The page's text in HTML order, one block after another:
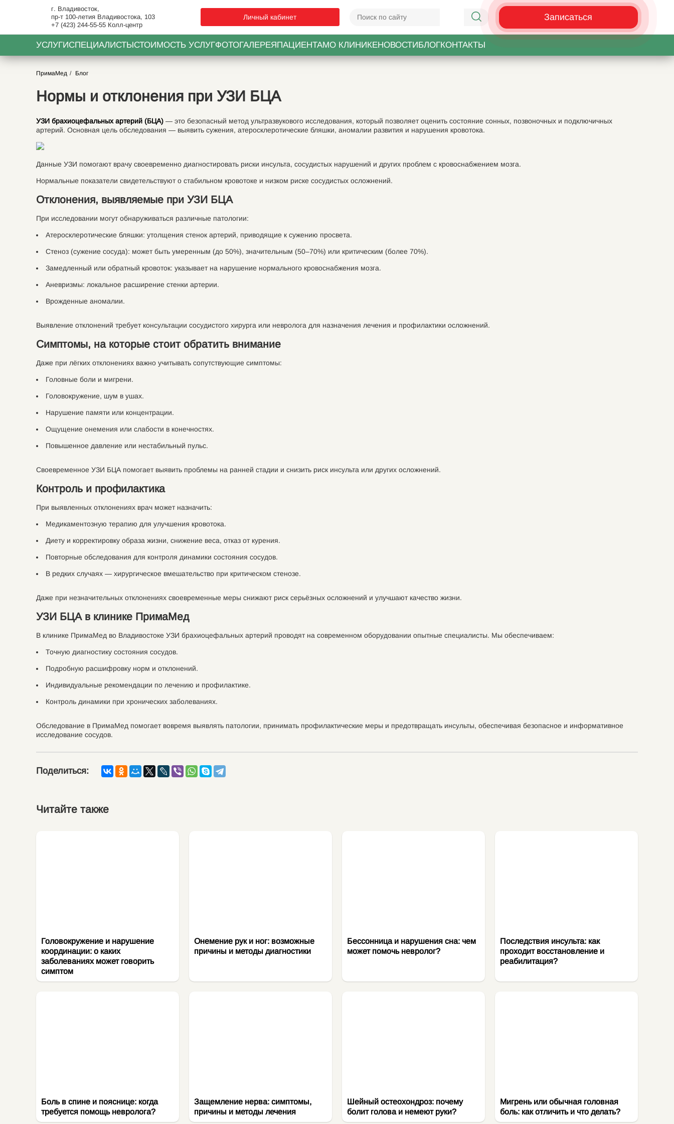
г. Владивосток,
пр-т 100-летия Владивостока, 103
+7 (423) 244-55-55 Колл-центр
Личный кабинет Записаться
УСЛУГИСПЕЦИАЛИСТЫСТОИМОСТЬ УСЛУГФОТОГАЛЕРЕЯПАЦИЕНТАМО КЛИНИКЕНОВОСТИБЛОГКОНТАКТЫ
ПримаМед Блог
Нормы и отклонения при УЗИ БЦА
УЗИ брахиоцефальных артерий (БЦА) — это безопасный метод ультразвукового исследования, который позволяет оценить состояние сонных, позвоночных и подключичных
артерий. Основная цель обследования — выявить сужения, атеросклеротические бляшки, аномалии развития и нарушения кровотока.
Данные УЗИ помогают врачу своевременно диагностировать риски инсульта, сосудистых нарушений и других проблем с кровоснабжением мозга.
Нормальные показатели свидетельствуют о стабильном кровотоке и низком риске сосудистых осложнений.
Отклонения, выявляемые при УЗИ БЦА
При исследовании могут обнаруживаться различные патологии:
Атеросклеротические бляшки: утолщения стенок артерий, приводящие к сужению просвета.
Стеноз (сужение сосуда): может быть умеренным (до 50%), значительным (50–70%) или критическим (более 70%).
Замедленный или обратный кровоток: указывает на нарушение нормального кровоснабжения мозга.
Аневризмы: локальное расширение стенки артерии.
Врожденные аномалии.
Выявление отклонений требует консультации сосудистого хирурга или невролога для назначения лечения и профилактики осложнений.
Симптомы, на которые стоит обратить внимание
Даже при лёгких отклонениях важно учитывать сопутствующие симптомы:
Головные боли и мигрени.
Головокружение, шум в ушах.
Нарушение памяти или концентрации.
Ощущение онемения или слабости в конечностях.
Повышенное давление или нестабильный пульс.
Своевременное УЗИ БЦА помогает выявить проблемы на ранней стадии и снизить риск инсульта или других осложнений.
Контроль и профилактика
При выявленных отклонениях врач может назначить:
Медикаментозную терапию для улучшения кровотока.
Диету и корректировку образа жизни, снижение веса, отказ от курения.
Повторные обследования для контроля динамики состояния сосудов.
В редких случаях — хирургическое вмешательство при критическом стенозе.
Даже при незначительных отклонениях своевременные меры снижают риск серьёзных осложнений и улучшают качество жизни.
УЗИ БЦА в клинике ПримаМед
В клинике ПримаМед во Владивостоке УЗИ брахиоцефальных артерий проводят на современном оборудовании опытные специалисты. Мы обеспечиваем:
Точную диагностику состояния сосудов.
Подробную расшифровку норм и отклонений.
Индивидуальные рекомендации по лечению и профилактике.
Контроль динамики при хронических заболеваниях.
Обследование в ПримаМед помогает вовремя выявлять патологии, принимать профилактические меры и предотвращать инсульты, обеспечивая безопасное и информативное
исследование сосудов.
Поделиться:
Читайте также
Головокружение и нарушение
координации: о каких
заболеваниях может говорить
симптом
Онемение рук и ног: возможные
причины и методы диагностики
Бессонница и нарушения сна: чем
может помочь невролог?
Последствия инсульта: как
проходит восстановление и
реабилитация?
Боль в спине и пояснице: когда
требуется помощь невролога?
Защемление нерва: симптомы,
причины и методы лечения
Шейный остеохондроз: почему
болит голова и немеют руки?
Мигрень или обычная головная
боль: как отличить и что делать?